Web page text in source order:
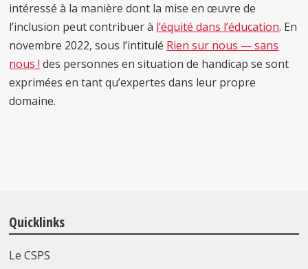
intéressé à la manière dont la mise en œuvre de
l’inclusion peut contribuer à l’équité dans l’éducation. En
novembre 2022, sous l’intitulé Rien sur nous — sans
nous ! des personnes en situation de handicap se sont
exprimées en tant qu’expertes dans leur propre
domaine.
Quicklinks
Le CSPS